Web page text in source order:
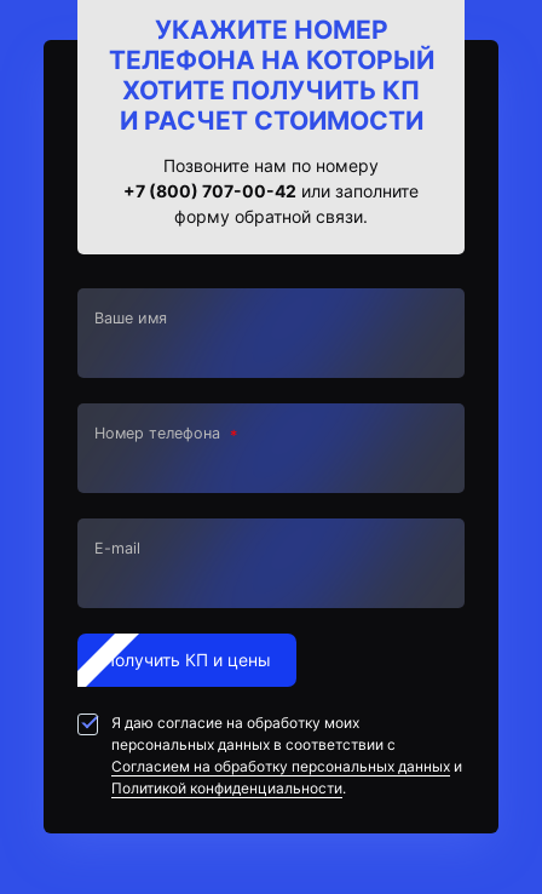
УКАЖИТЕ НОМЕР
ТЕЛЕФОНА НА КОТОРЫЙ
ХОТИТЕ ПОЛУЧИТЬ КП
И РАСЧЕТ СТОИМОСТИ
Позвоните нам по номеру
+7 (800) 707-00-42 или заполните
форму обратной связи.
Ваше имя
Номер телефона
E-mail
Получить КП и цены
Я даю согласие на обработку моих
персональных данных в соответствии с
Согласием на обработку персональных данныхи
Политикой конфиденциальности.